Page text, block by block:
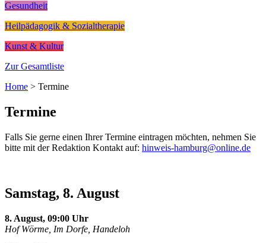
Gesundheit
Heilpädagogik & Sozialtherapie
Kunst & Kultur
Zur Gesamtliste
Home > Termine
Termine
Falls Sie gerne einen Ihrer Termine eintragen möchten, nehmen Sie
bitte mit der Redaktion Kontakt auf: hinweis-hamburg@online.de
Samstag, 8. August
8. August, 09:00 Uhr
Hof Wörme, Im Dorfe, Handeloh